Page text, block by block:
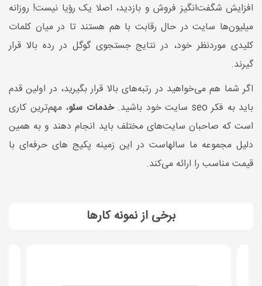
افزایش شگفت‌انگیز فروش و بازدید، اصلا یک رؤیا نیست! روزانه
میلیون‌ها سایت در حال رقابت با هم هستند تا در میان کلمات
کلیدی موردنظر خود، در نتایج جستجوی گوگل در رده بالا قرار
گیرند.
اگر شما هم می‌خواهید در رتبه‌های بالا قرار بگیرید، در اولین قدم
باید به فکر seo سایت خود باشید.
خدمات سئو، مهم‌ترین کاری
است که صاحبان سایت‌های مختلف باید انجام دهند و به همین
دلیل مجموعه ما سالهاست در این زمینه پکیج های حرفه‌ای با
قیمت مناسب را ارائه می‌کند.
برخی از نمونه کارها